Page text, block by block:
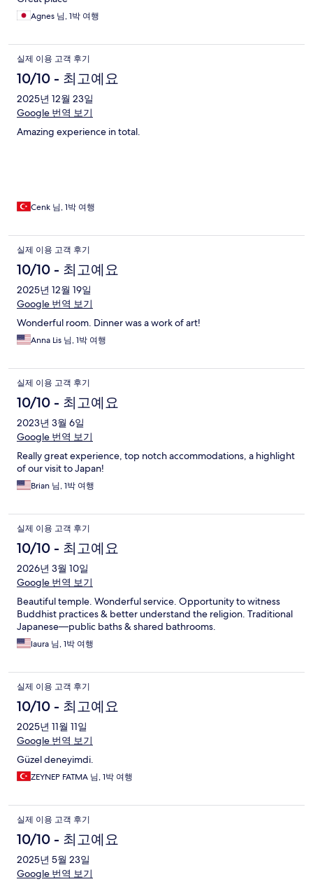
Agnes 님, 1박 여행
실제 이용 고객 후기
10/10 - 최고예요
2025년 12월 23일
Google 번역 보기
Amazing experience in total.
Cenk 님, 1박 여행
실제 이용 고객 후기
10/10 - 최고예요
2025년 12월 19일
Google 번역 보기
Wonderful room. Dinner was a work of art!
Anna Lis 님, 1박 여행
실제 이용 고객 후기
10/10 - 최고예요
2023년 3월 6일
Google 번역 보기
Really great experience, top notch accommodations, a highlight
of our visit to Japan!
Brian 님, 1박 여행
실제 이용 고객 후기
10/10 - 최고예요
2026년 3월 10일
Google 번역 보기
Beautiful temple. Wonderful service. Opportunity to witness
Buddhist practices & better understand the religion. Traditional
Japanese—public baths & shared bathrooms.
laura 님, 1박 여행
실제 이용 고객 후기
10/10 - 최고예요
2025년 11월 11일
Google 번역 보기
Güzel deneyimdi.
ZEYNEP FATMA 님, 1박 여행
실제 이용 고객 후기
10/10 - 최고예요
2025년 5월 23일
Google 번역 보기